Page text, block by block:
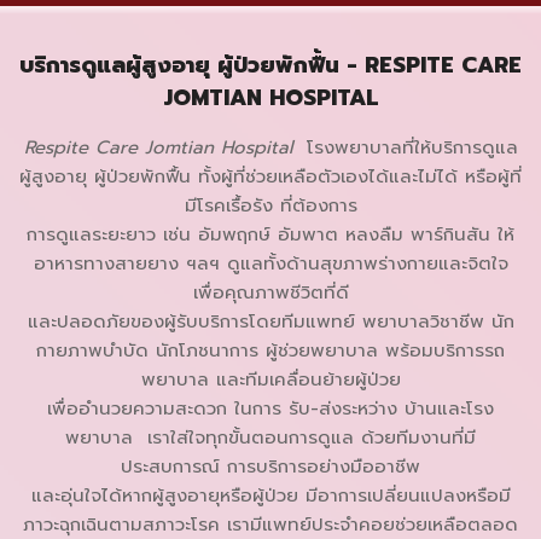
บริการดูแลผู้สูงอายุ ผู้ป่วยพักฟื้น - RESPITE CARE
JOMTIAN HOSPITAL
Respite Care Jomtian Hospital โรงพยาบาลที่ให้บริการดูแล
ผู้สูงอายุ ผู้ป่วยพักฟื้น ทั้งผู้ที่ช่วยเหลือตัวเองได้และไม่ได้ หรือผู้ที่
มีโรคเรื้อรัง ที่ต้องการ
การดูแลระยะยาว เช่น อัมพฤกษ์ อัมพาต หลงลืม พาร์กินสัน ให้
อาหารทางสายยาง ฯลฯ ดูแลทั้งด้านสุขภาพร่างกายและจิตใจ
เพื่อคุณภาพชีวิตที่ดี
และปลอดภัยของผู้รับบริการโดยทีมแพทย์ พยาบาลวิชาชีพ นัก
กายภาพบำบัด นักโภชนาการ ผู้ช่วยพยาบาล พร้อมบริการรถ
พยาบาล และทีมเคลื่อนย้ายผู้ป่วย
เพื่ออำนวยความสะดวก ในการ รับ-ส่งระหว่าง บ้านและโรง
พยาบาล เราใส่ใจทุกขั้นตอนการดูแล ด้วยทีมงานที่มี
ประสบการณ์ การบริการอย่างมืออาชีพ
และอุ่นใจได้หากผู้สูงอายุหรือผู้ป่วย มีอาการเปลี่ยนแปลงหรือมี
ภาวะฉุกเฉินตามสภาวะโรค เรามีแพทย์ประจำคอยช่วยเหลือตลอด